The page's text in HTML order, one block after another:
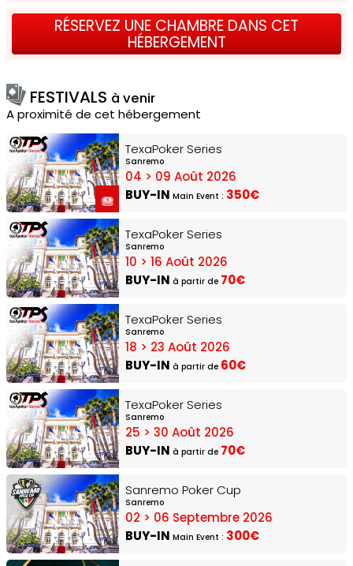
RÉSERVEZ UNE CHAMBRE DANS CET
HÉBERGEMENT
FESTIVALS à venir
A proximité de cet hébergement
TexaPoker Series
Sanremo
04 > 09 Août 2026
BUY-IN Main Event : 350€
TexaPoker Series
Sanremo
10 > 16 Août 2026
BUY-IN à partir de 70€
TexaPoker Series
Sanremo
18 > 23 Août 2026
BUY-IN à partir de 60€
TexaPoker Series
Sanremo
25 > 30 Août 2026
BUY-IN à partir de 70€
Sanremo Poker Cup
Sanremo
02 > 06 Septembre 2026
BUY-IN Main Event : 300€